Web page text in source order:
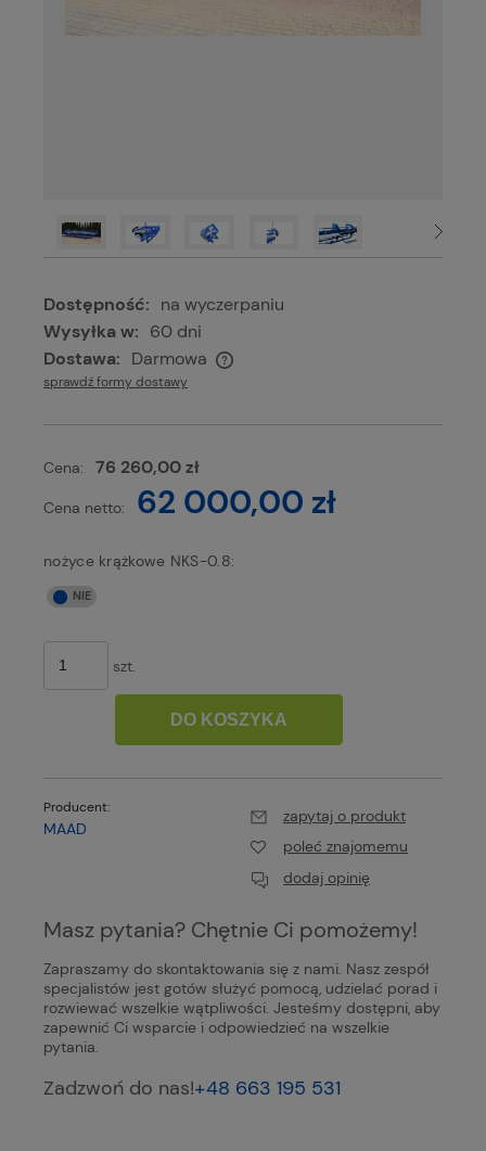
Dostępność: na wyczerpaniu
Wysyłka w: 60 dni
Dostawa: Darmowa
Cena nie zawiera ewentualnych kosztów płatności
sprawdź formy dostawy
Cena: 76 260,00 zł
Cena netto: 62 000,00 zł
nożyce krążkowe NKS-0.8:
szt.
DO KOSZYKA
Producent:
MAAD
zapytaj o produkt
poleć znajomemu
dodaj opinię
Masz pytania? Chętnie Ci pomożemy!
Zapraszamy do skontaktowania się z nami. Nasz zespół
specjalistów jest gotów służyć pomocą, udzielać porad i
rozwiewać wszelkie wątpliwości. Jesteśmy dostępni, aby
zapewnić Ci wsparcie i odpowiedzieć na wszelkie
pytania.
Zadzwoń do nas!+48 663 195 531